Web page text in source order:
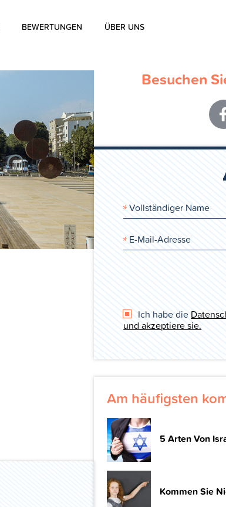
BEWERTUNGEN ÜBER UNS
Besuchen
Ich habe die
und akzeptiere sie.
Am häufigsten
5 Arten Von
Kommen Sie